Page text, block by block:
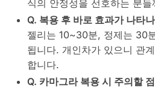
식의 안정성을 선호하는 분
Q. 복용 후 바로 효과가 나타
젤리는 10~30분, 정제는 30
됩니다. 개인차가 있으니 관
합니다.
Q. 카마그라 복용 시 주의할